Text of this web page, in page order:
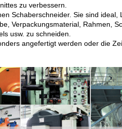
zu verbessern.
Schaberschneider. Sie sind ideal,
Verpackungsmaterial, Rahmen,
usw. zu schneiden.
angefertigt werden oder die